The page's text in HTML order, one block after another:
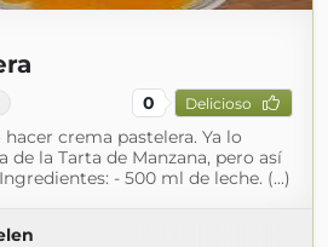
0 Delicioso
crema pastelera. Ya lo
de la Tarta de Manzana, pero así
- 500 ml de leche. (...)